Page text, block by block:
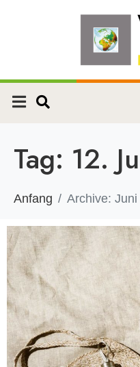
Tag: 12.
Anfang Archive: